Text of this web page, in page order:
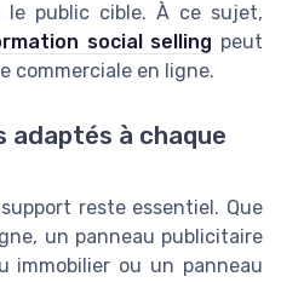
le public cible. À ce sujet,
social selling peut
commerciale en ligne.
à chaque
reste essentiel. Que
un panneau publicitaire
immobilier ou un panneau